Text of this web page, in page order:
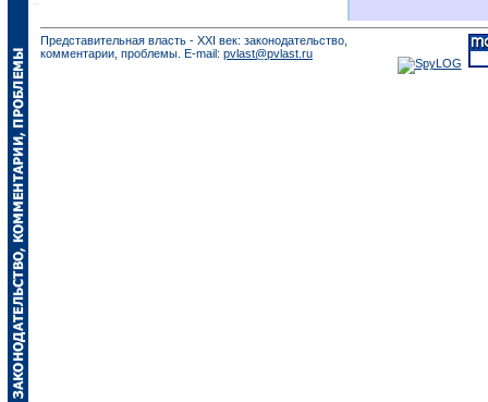
Представительная власть - XXI век: законодательство,
комментарии, проблемы. E-mail: pvlast@pvlast.ru